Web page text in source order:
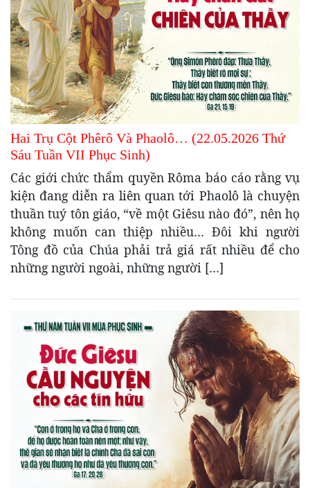
Hai Trụ Cột Phêrô Và Phaolô… (22.05.2026 Thứ
Sáu Tuần VII Phục Sinh)
Các giới chức thẩm quyền Rôma báo cáo rằng vụ
kiện đang diễn ra liên quan tới Phaolô là chuyện
thuần tuý tôn giáo, “về một Giêsu nào đó”, nên họ
không muốn can thiệp nhiều… Đôi khi người
Tông đồ của Chúa phải trả giá rất nhiều để cho
những người ngoài, những người […]